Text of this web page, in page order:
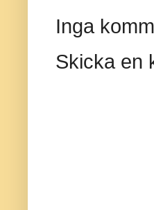
Inga
Skicka en